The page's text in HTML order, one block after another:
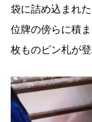
袋に詰め込まれ
位牌の傍らに積
枚ものピン札が登